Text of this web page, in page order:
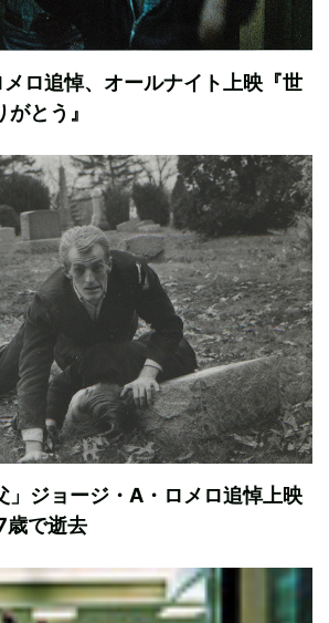
ロ追悼、オールナイト上映『世
とう』
」ジョージ・A・ロメロ追悼上映
で逝去